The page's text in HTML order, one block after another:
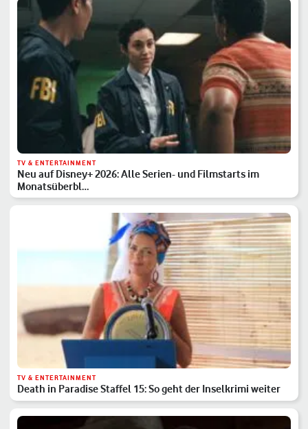
TV & ENTERTAINMENT
Neu auf Disney+ 2026: Alle Serien- und Filmstarts im
Monatsüberbl…
TV & ENTERTAINMENT
Death in Paradise Staffel 15: So geht der Inselkrimi weiter